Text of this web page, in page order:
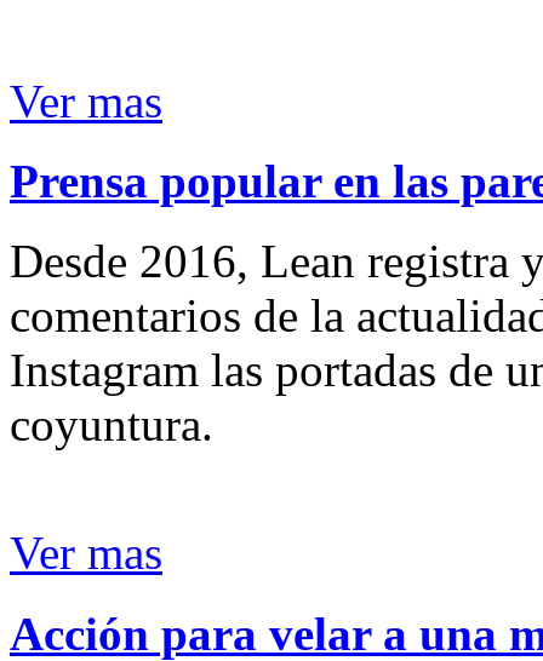
Ver mas
Prensa popular en las
Desde 2016, Lean registra
comentarios de la
Instagram las portadas de
coyuntura.
Ver mas
Acción para velar a una